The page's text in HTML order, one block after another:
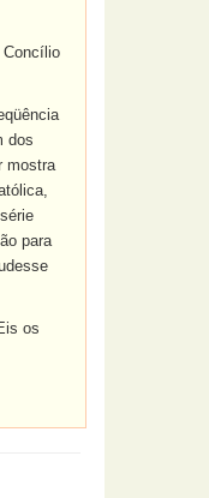
dos
mostra
para
os